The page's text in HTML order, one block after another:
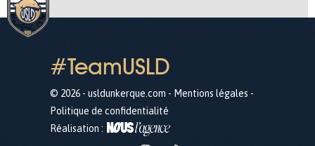
#TeamUSLD
© 2026 - usldunkerque.com - Mentions légales -
Politique de confidentialité
Réalisation :